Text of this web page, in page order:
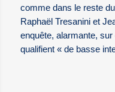
comme dans le reste
Raphaël Tresanini et
enquête, alarmante,
qualifient « de basse